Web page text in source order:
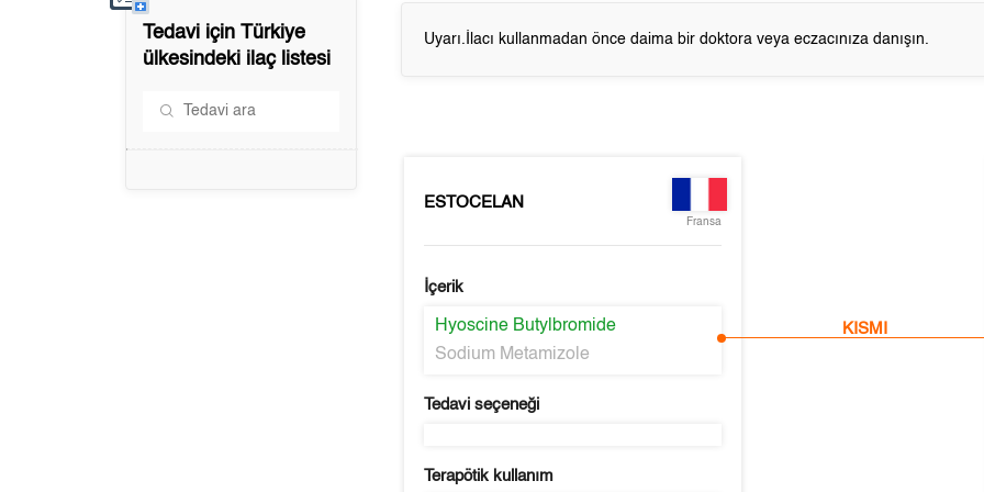
Tedavi içinTürkiye
ülkesindeki ilaç listesi
Uyarı.İlacı kullanmadan önce daima bir doktora veya eczacınıza danışın.
ESTOCELAN
Fransa
İçerik
Hyoscine Butylbromide
Sodium Metamizole
Tedavi seçeneği
Terapötik kullanım
KISMI